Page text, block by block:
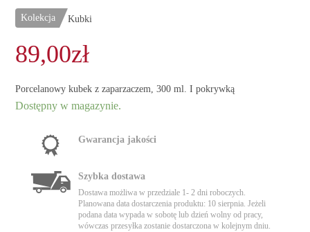
Kolekcja Kubki
89,00zł
Porcelanowy kubek z zaparzaczem, 300 ml. I pokrywką
Dostępny w magazynie.
Gwarancja jakości
Szybka dostawa
Dostawa możliwa w przedziale 1- 2 dni roboczych.
Planowana data dostarczenia produktu: 10 sierpnia. Jeżeli
podana data wypada w sobotę lub dzień wolny od pracy,
wówczas przesyłka zostanie dostarczona w kolejnym dniu.